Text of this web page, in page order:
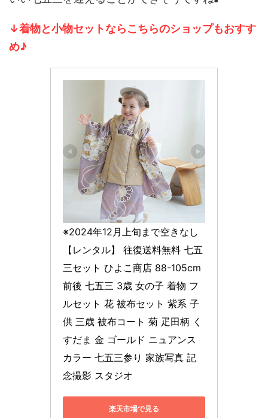
↓着物と小物セットならこちらのショップもおすす
め♪
※2024年12月上旬まで空きなし
【レンタル】 往復送料無料 七五
三セット ひよこ商店 88-105cm
前後 七五三 3歳 女の子 着物 フ
ルセット 花 被布セット 紫系 子
供 三歳 被布コート 菊 疋田柄 く
すだま 金 ゴールド ニュアンス
カラー 七五三参り 家族写真 記
念撮影 スタジオ
楽天市場で見る